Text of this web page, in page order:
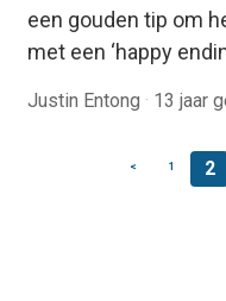
een gouden tip om
met een ‘happy
Justin Entong · 13 jaar
< 1 2